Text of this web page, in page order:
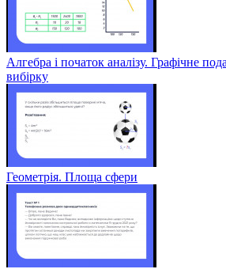
Алгебра і початок аналізу. Графічне
вибірку
Геометрія. Площа сфери